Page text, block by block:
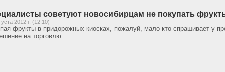
советуют новосибирцам не покупать
2012 г. (12:10)
фрукты в придорожных киосках, пожалуй, мало кто спрашивает у
на торговлю.